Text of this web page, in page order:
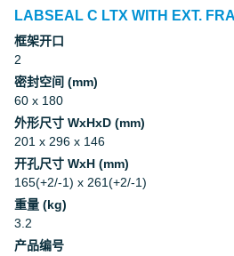
LABSEAL C LTX WITH EXT.
框架开口
2
密封空间 (mm)
60 x 180
外形尺寸 WxHxD (mm)
201 x 296 x 146
开孔尺寸 WxH (mm)
165(+2/-1) x 261(+2/-1)
重量 (kg)
3.2
产品编号